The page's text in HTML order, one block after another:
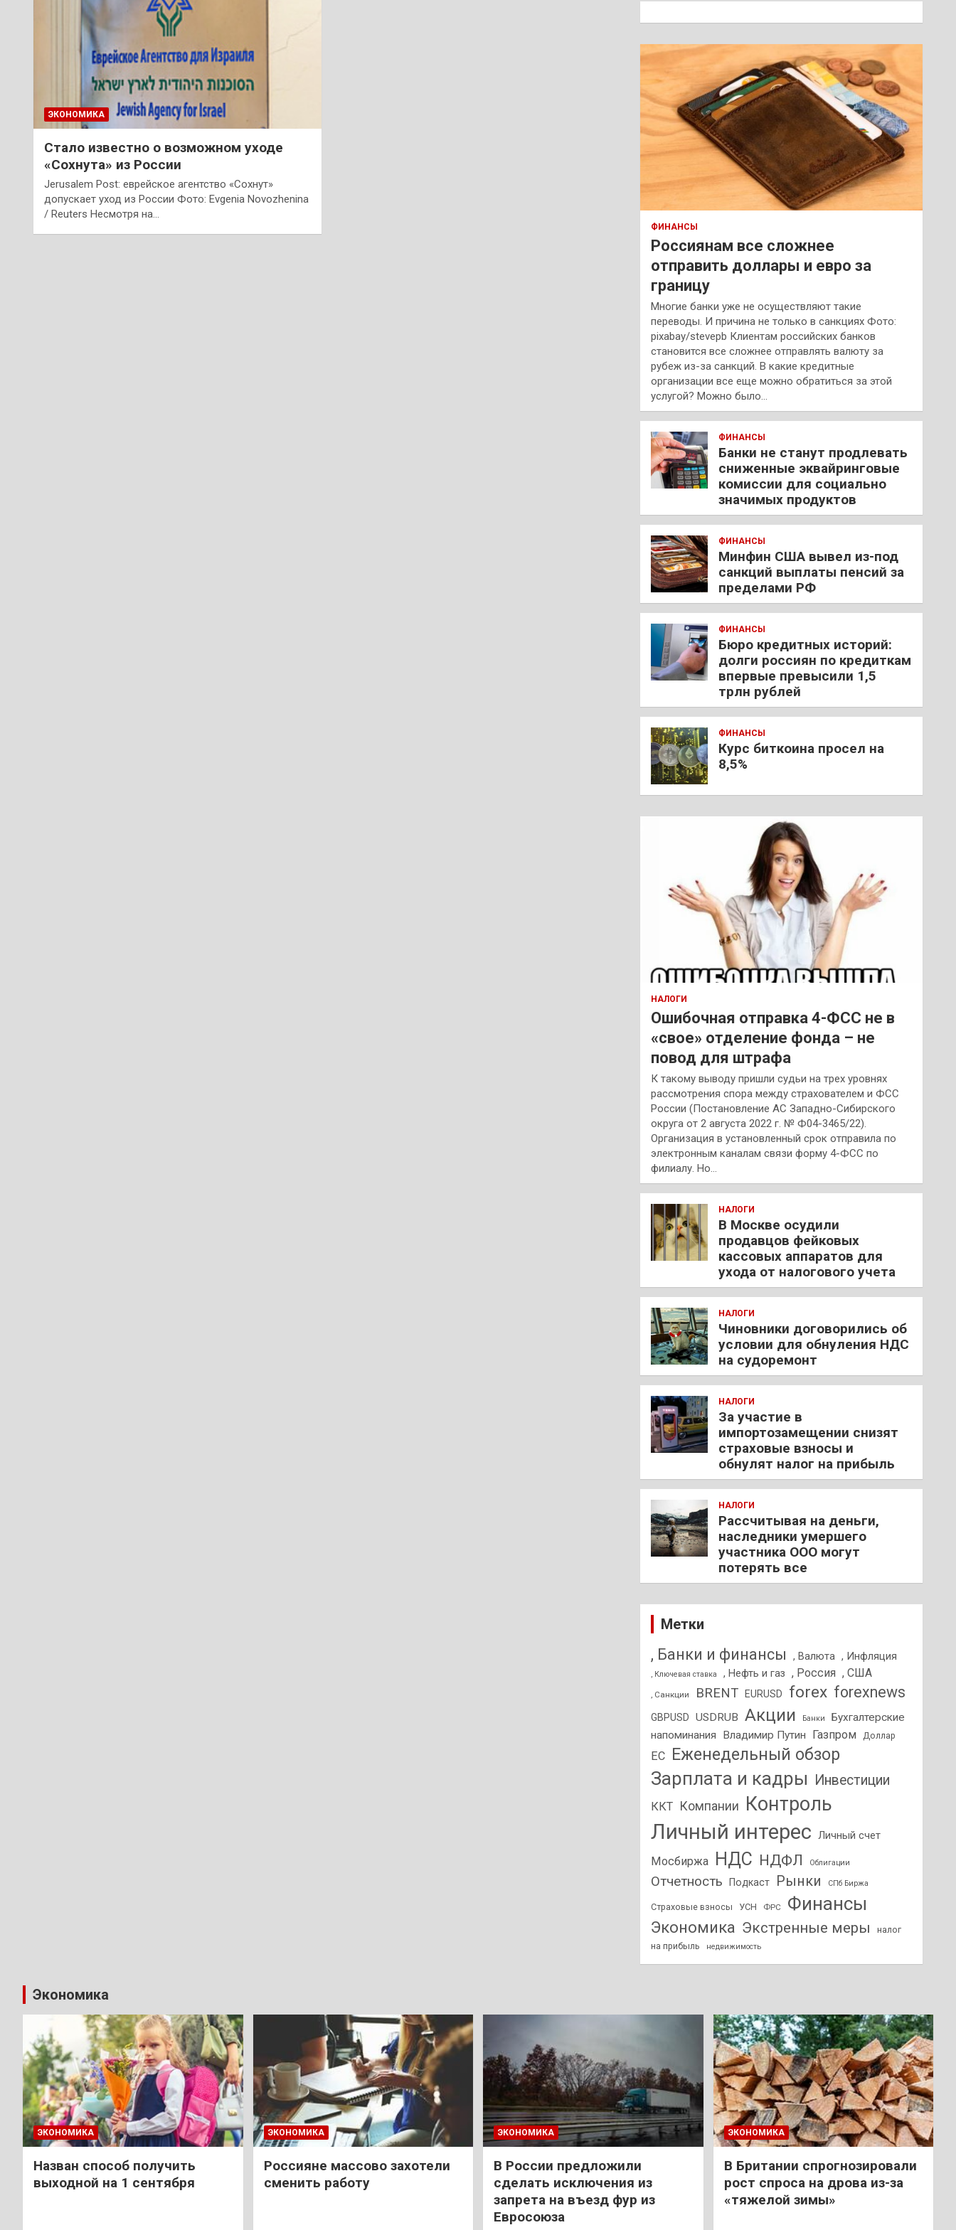
ЭКОНОМИКА
Стало известно о возможном уходе
«Сохнута» из России
Jerusalem Post: еврейское агентство «Сохнут»
допускает уход из России Фото: Evgenia Novozhenina
/ Reuters Несмотря на…
к
ФИНАНСЫ
Россиянам все сложнее
отправить доллары и евро за
границу
Многие банки уже не осуществляют такие
переводы. И причина не только в санкциях Фото:
pixabay/stevepb Клиентам российских банков
становится все сложнее отправлять валюту за
рубеж из-за санкций. В какие кредитные
организации все еще можно обратиться за этой
услугой? Можно было…
ФИНАНСЫ
Банки не станут продлевать
сниженные эквайринговые
комиссии для социально
значимых продуктов
ФИНАНСЫ
Минфин США вывел из-под
санкций выплаты пенсий за
пределами РФ
ФИНАНСЫ
Бюро кредитных историй:
долги россиян по кредиткам
впервые превысили 1,5
трлн рублей
ФИНАНСЫ
Курс биткоина просел на
8,5%
НАЛОГИ
Ошибочная отправка 4-ФСС не в
«свое» отделение фонда – не
повод для штрафа
К такому выводу пришли судьи на трех уровнях
рассмотрения спора между страхователем и ФСС
России (Постановление АС Западно-Сибирского
округа от 2 августа 2022 г. № Ф04-3465/22).
Организация в установленный срок отправила по
электронным каналам связи форму 4-ФСС по
филиалу. Но…
НАЛОГИ
В Москве осудили
продавцов фейковых
кассовых аппаратов для
ухода от налогового учета
НАЛОГИ
Чиновники договорились об
условии для обнуления НДС
на судоремонт
НАЛОГИ
За участие в
импортозамещении снизят
страховые взносы и
обнулят налог на прибыль
НАЛОГИ
Рассчитывая на деньги,
наследники умершего
участника ООО могут
потерять все
Метки
, Банки и финансы , Валюта , Инфляция
, Ключевая ставка , Нефть и газ , Россия , США
, Санкции BRENT EURUSD forex forexnews
GBPUSD USDRUB Акции Банки
Бухгалтерские
напоминания
Владимир Путин Газпром Доллар
ЕС Еженедельный обзор
Зарплата и кадры Инвестиции
ККТ Компании Контроль
Личный интерес Личный счет
Мосбиржа НДС НДФЛ Облигации
Отчетность Подкаст Рынки СПб Биржа
Страховые взносы УСН ФРС Финансы
Экономика Экстренные меры
налог
на прибыль
недвижимость
Экономика
ЭКОНОМИКА
Назван способ получить
выходной на 1 сентября
ЭКОНОМИКА
Россияне массово захотели
сменить работу
ЭКОНОМИКА
В России предложили
сделать исключения из
запрета на въезд фур из
Евросоюза
ЭКОНОМИКА
В Британии спрогнозировали
рост спроса на дрова из-за
«тяжелой зимы»